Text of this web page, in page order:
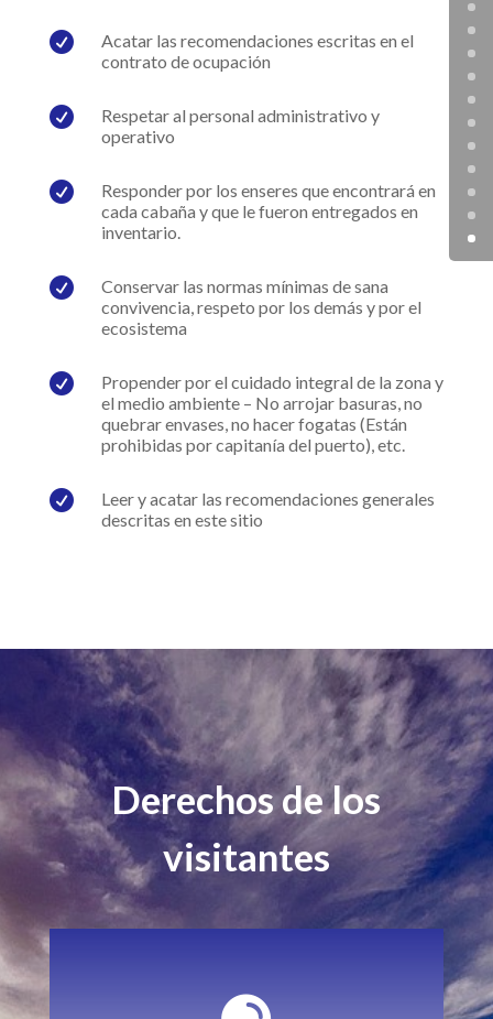

Acatar las recomendaciones escritas en el
contrato de ocupación

Respetar al personal administrativo y
operativo

Responder por los enseres que encontrará en
cada cabaña y que le fueron entregados en
inventario.

Conservar las normas mínimas de sana
convivencia, respeto por los demás y por el
ecosistema

Propender por el cuidado integral de la zona y
el medio ambiente – No arrojar basuras, no
quebrar envases, no hacer fogatas (Están
prohibidas por capitanía del puerto), etc.

Leer y acatar las recomendaciones generales
descritas en este sitio
Derechos de los
visitantes